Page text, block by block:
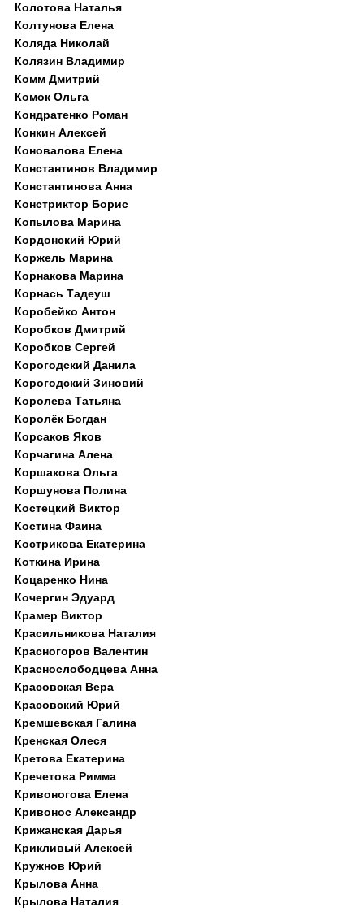
Колотова Наталья
Колтунова Елена
Коляда Николай
Колязин Владимир
Комм Дмитрий
Комок Ольга
Кондратенко Роман
Конкин Алексей
Коновалова Елена
Константинов Владимир
Константинова Анна
Констриктор Борис
Копылова Марина
Кордонский Юрий
Коржель Марина
Корнакова Марина
Корнась Тадеуш
Коробейко Антон
Коробков Дмитрий
Коробков Сергей
Корогодский Данила
Корогодский Зиновий
Королева Татьяна
Королёк Богдан
Корсаков Яков
Корчагина Алена
Коршакова Ольга
Коршунова Полина
Костецкий Виктор
Костина Фаина
Кострикова Екатерина
Коткина Ирина
Коцаренко Нина
Кочергин Эдуард
Крамер Виктор
Красильникова Наталия
Красногоров Валентин
Краснослободцева Анна
Красовская Вера
Красовский Юрий
Кремшевская Галина
Кренская Олеся
Кретова Екатерина
Кречетова Римма
Кривоногова Елена
Кривонос Александр
Крижанская Дарья
Крикливый Алексей
Кружнов Юрий
Крылова Анна
Крылова Наталия